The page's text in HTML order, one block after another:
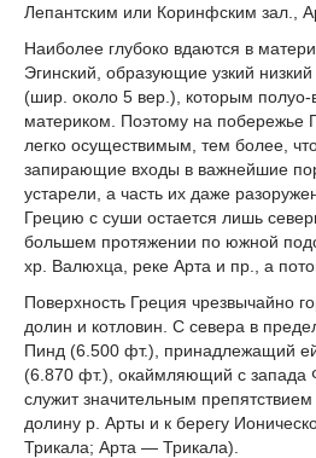
Лепантским или Коринфским зал.,
Наиболее глубоко вдаются в
Эгинский, образующие узкий
(шир. около 5 вер.), которым
материком. Поэтому на побережье
легко осуществимым, тем более,
запирающие входы в важнейшие
устарели, а часть их даже
Грецию с суши остается лишь
большем протяжении по южной
хр. Валюхца, реке Арта и пр., а
Поверхность Греция чрезвычайно
долин и котловин. С севера в
Пинд (6.500 фт.), принадлежащий
(6.870 фт.), окаймляющий с запада
служит значительным
долину р. Арты и к берегу
Трикала; Арта — Трикала).